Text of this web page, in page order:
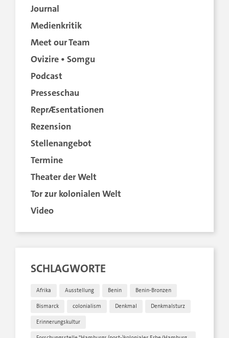
Journal
Medienkritik
Meet our Team
Ovizire • Somgu
Podcast
Presseschau
ReprÆsentationen
Rezension
Stellenangebot
Termine
Theater der Welt
Tor zur kolonialen Welt
Video
SCHLAGWORTE
Afrika Ausstellung Benin Benin-Bronzen
Bismarck colonialism Denkmal Denkmalsturz
Erinnerungskultur